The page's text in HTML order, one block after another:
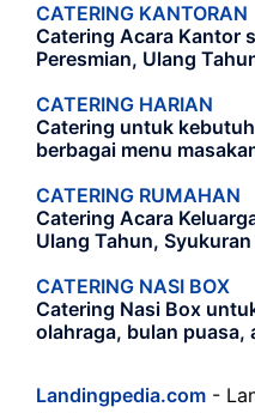
CATERING KANTORAN
Catering Acara Kantor
Peresmian, Ulang
CATERING HARIAN
Catering untuk
berbagai menu
CATERING RUMAHAN
Catering Acara
Ulang Tahun,
CATERING NASI BOX
Catering Nasi Box
olahraga, bulan puasa,
Landingpedia.com -